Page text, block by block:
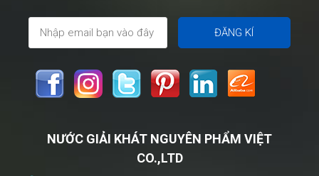
NƯỚC GIẢI KHÁT NGUYÊN PHẨM VIỆT
CO.,LTD